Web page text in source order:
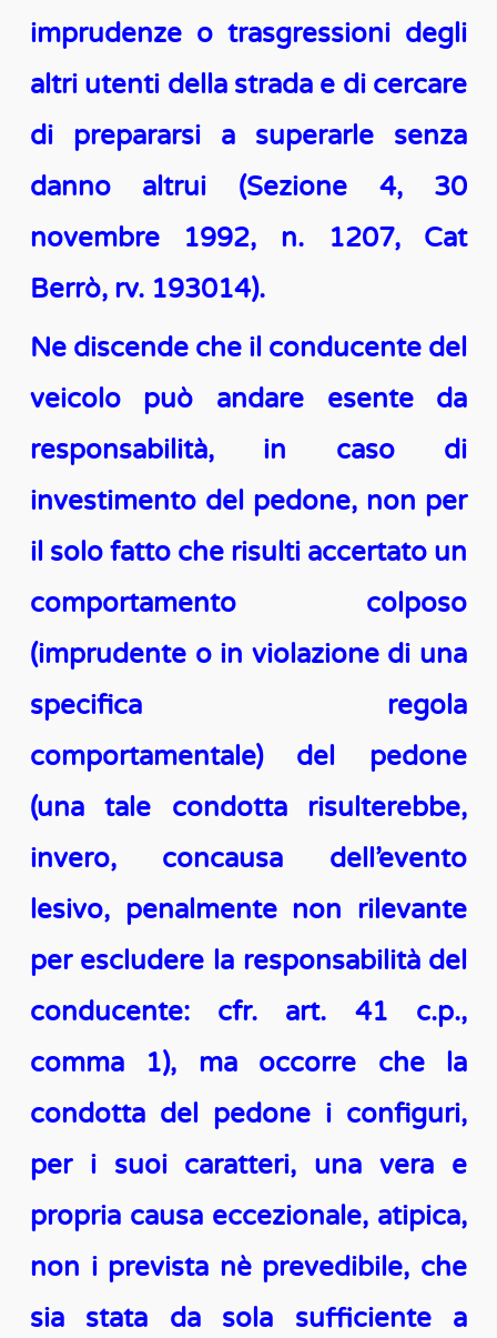
imprudenze o trasgressioni degli
altri utenti della strada e di cercare
di prepararsi a superarle senza
danno altrui (Sezione 4, 30
novembre 1992, n. 1207, Cat
Berrò, rv. 193014).
Ne discende che il conducente del
veicolo può andare esente da
responsabilità, in caso di
investimento del pedone, non per
il solo fatto che risulti accertato un
comportamento colposo
(imprudente o in violazione di una
specifica regola
comportamentale) del pedone
(una tale condotta risulterebbe,
invero, concausa dell’evento
lesivo, penalmente non rilevante
per escludere la responsabilità del
conducente: cfr. art. 41 c.p.,
comma 1), ma occorre che la
condotta del pedone i configuri,
per i suoi caratteri, una vera e
propria causa eccezionale, atipica,
non i prevista nè prevedibile, che
sia stata da sola sufficiente a